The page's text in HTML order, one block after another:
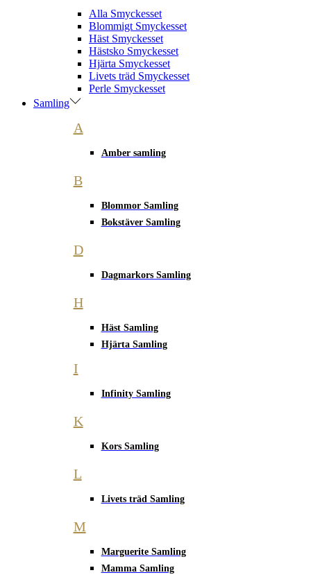
Alla Smyckesset
Blommigt Smyckesset
Häst Smyckesset
Hästsko Smyckesset
Hjärta Smyckesset
Livets träd Smyckesset
Perle Smyckesset
Samling
A
Amber samling
B
Blommor Samling
Bokstäver Samling
D
Dagmarkors Samling
H
Häst Samling
Hjärta Samling
I
Infinity Samling
K
Kors Samling
L
Livets träd Samling
M
Marguerite Samling
Mamma Samling